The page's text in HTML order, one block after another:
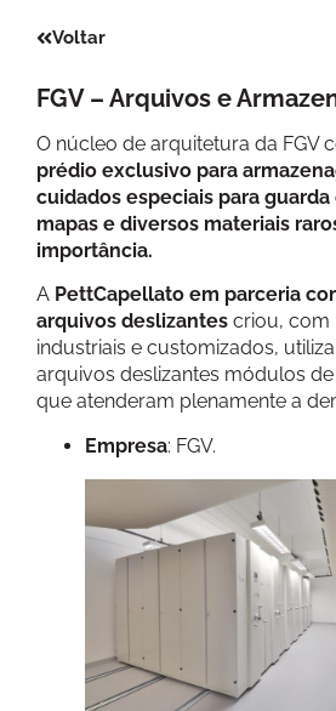
Voltar
FGV – Arquivos e
O núcleo de arquitetura da FGV
prédio exclusivo para
cuidados especiais para
mapas e diversos materiais
importância.
A PettCapellato em parceria
arquivos deslizantes criou, com
industriais e customizados,
arquivos deslizantes módulos
que atenderam plenamente a
Empresa: FGV.